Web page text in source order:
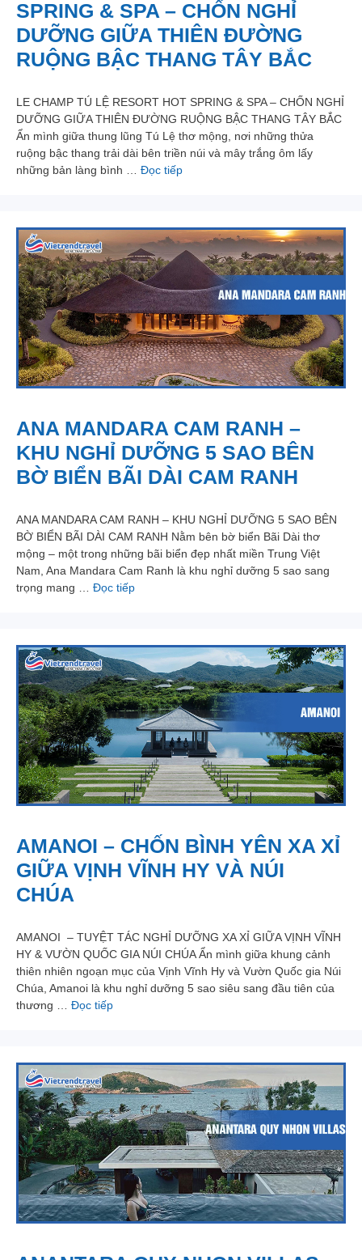
SPRING & SPA – CHỐN NGHỈ
DƯỠNG GIỮA THIÊN ĐƯỜNG
RUỘNG BẬC THANG TÂY BẮC
LE CHAMP TÚ LỆ RESORT HOT SPRING & SPA – CHỐN NGHỈ
DƯỠNG GIỮA THIÊN ĐƯỜNG RUỘNG BẬC THANG TÂY BẮC
Ẩn mình giữa thung lũng Tú Lệ thơ mộng, nơi những thửa
ruộng bậc thang trải dài bên triền núi và mây trắng ôm lấy
những bản làng bình … Đọc tiếp
ANA MANDARA CAM RANH –
KHU NGHỈ DƯỠNG 5 SAO BÊN
BỜ BIỂN BÃI DÀI CAM RANH
ANA MANDARA CAM RANH – KHU NGHỈ DƯỠNG 5 SAO BÊN
BỜ BIỂN BÃI DÀI CAM RANH Nằm bên bờ biển Bãi Dài thơ
mộng – một trong những bãi biển đẹp nhất miền Trung Việt
Nam, Ana Mandara Cam Ranh là khu nghỉ dưỡng 5 sao sang
trọng mang … Đọc tiếp
AMANOI – CHỐN BÌNH YÊN XA XỈ
GIỮA VỊNH VĨNH HY VÀ NÚI
CHÚA
AMANOI – TUYỆT TÁC NGHỈ DƯỠNG XA XỈ GIỮA VỊNH VĨNH
HY & VƯỜN QUỐC GIA NÚI CHÚA Ẩn mình giữa khung cảnh
thiên nhiên ngoạn mục của Vịnh Vĩnh Hy và Vườn Quốc gia Núi
Chúa, Amanoi là khu nghỉ dưỡng 5 sao siêu sang đầu tiên của
thương … Đọc tiếp